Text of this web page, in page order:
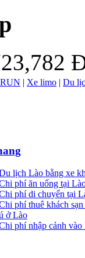
| Xe limo | Du
lịch Lào bằng xe
phí ăn uống tại
phí di chuyển tại
phí thuê khách
ở Lào
phí nhập cảnh vào